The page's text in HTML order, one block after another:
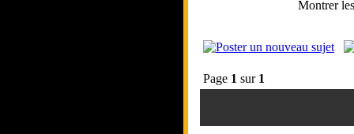
Montrer
Page 1 sur 1